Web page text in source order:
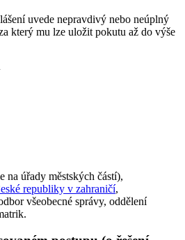
uvede nepravdivý nebo neúplný
který mu lze uložit pokutu až do výše
na úřady městských částí),
republiky v zahraničí,
všeobecné správy, oddělení